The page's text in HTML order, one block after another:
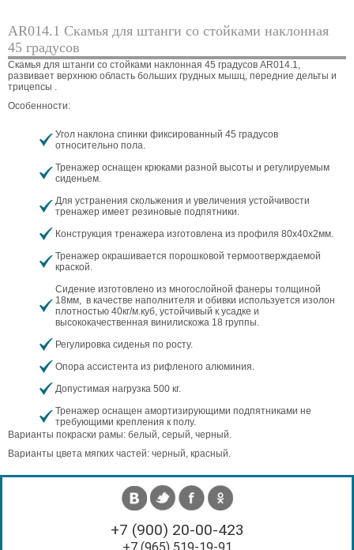
AR014.1 Скамья для штанги со стойками наклонная
45 градусов
Скамья для штанги со стойками наклонная 45 градусов AR014.1,
развивает верхнюю область больших грудных мышц, передние дельты и
трицепсы .
Особенности:
Угол наклона спинки фиксированный 45 градусов
относительно пола.
Тренажер оснащен крюками разной высоты и регулируемым
сиденьем.
Для устранения скольжения и увеличения устойчивости
тренажер имеет резиновые подпятники.
Конструкция тренажера изготовлена из профиля 80х40х2мм.
Тренажер окрашивается порошковой термоотверждаемой
краской.
Сидение изготовлено из многослойной фанеры толщиной
18мм, в качестве наполнителя и обивки используется изолон
плотностью 40кг/м.куб, устойчивый к усадке и
высококачественная винилискожа 18 группы.
Регулировка сиденья по росту.
Опора ассистента из рифленого алюминия.
Допустимая нагрузка 500 кг.
Тренажер оснащен амортизирующими подпятниками не
требующими крепления к полу.
Варианты покраски рамы: белый, серый, черный.
Варианты цвета мягких частей: черный, красный.
+7 (900) 20-00-423